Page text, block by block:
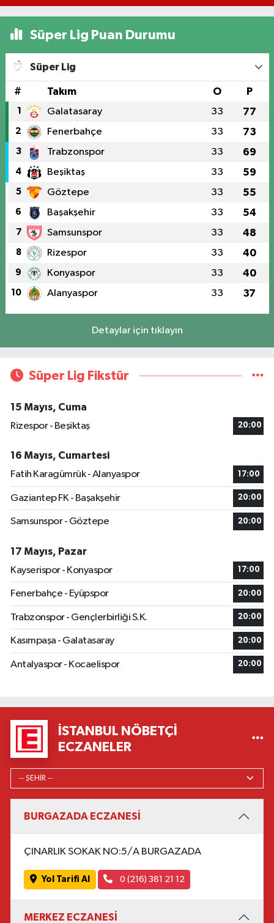
Süper Lig Puan Durumu
Süper Lig
# Takım O P
1 Galatasaray 33 77
2 Fenerbahçe 33 73
3 Trabzonspor 33 69
4 Beşiktaş 33 59
5 Göztepe 33 55
6 Başakşehir 33 54
7 Samsunspor 33 48
8 Rizespor 33 40
9 Konyaspor 33 40
10 Alanyaspor 33 37
Detaylar için tıklayın
Süper Lig Fikstür
15 Mayıs, Cuma
Rizespor - Beşiktaş
20:00
16 Mayıs, Cumartesi
Fatih Karagümrük - Alanyaspor
17:00
Gaziantep FK - Başakşehir 20:00
Samsunspor - Göztepe 20:00
17 Mayıs, Pazar
Kayserispor - Konyaspor
17:00
Fenerbahçe - Eyüpspor 20:00
Trabzonspor - Gençlerbirliği S.K. 20:00
Kasımpaşa - Galatasaray 20:00
Antalyaspor - Kocaelispor 20:00
İSTANBUL NÖBETÇI
ECZANELER
BURGAZADA ECZANESİ
ÇINARLIK SOKAK NO:5/A BURGAZADA
Yol Tarifi Al 0 (216) 381 21 12
MERKEZ ECZANESİ